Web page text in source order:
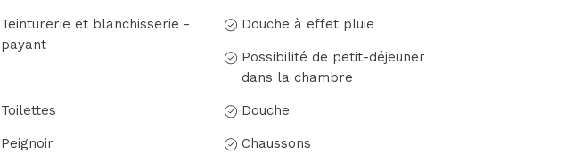
Teinturerie et blanchisserie -
payant
Douche à effet pluie
Possibilité de petit-déjeuner
dans la chambre
Toilettes Douche
Peignoir Chaussons